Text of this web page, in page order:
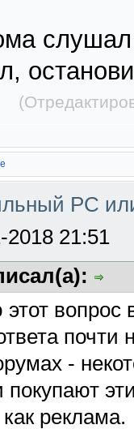
слушал
PC
2018 21:51
вопрос
почти
-
покупают
реклама.